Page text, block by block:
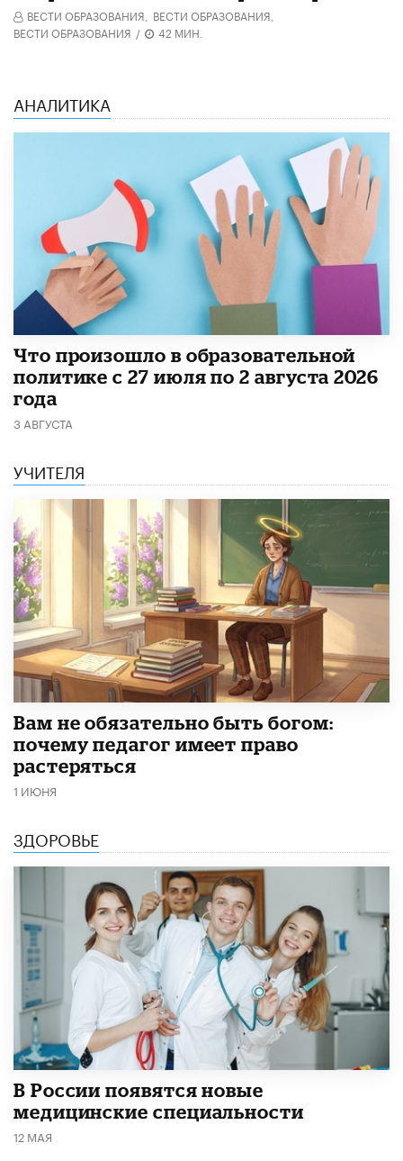
ВЕСТИ ОБРАЗОВАНИЯ, ВЕСТИ ОБРАЗОВАНИЯ,
ВЕСТИ ОБРАЗОВАНИЯ / 42 МИН.
АНАЛИТИКА
​Что произошло в образовательной
политике с 27 июля по 2 августа 2026
года
3 АВГУСТА
УЧИТЕЛЯ
​Вам не обязательно быть богом:
почему педагог имеет право
растеряться
1 ИЮНЯ
ЗДОРОВЬЕ
В России появятся новые
медицинские специальности
12 МАЯ